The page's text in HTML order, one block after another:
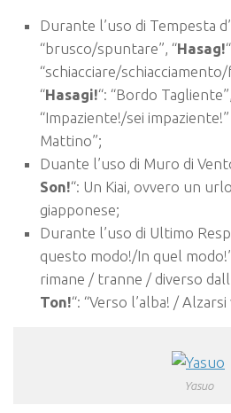
Durante l’uso di Tempesta
“brusco/spuntare”, “Hasag!
“schiacciare/
“Hasagi!“: “Bordo
“Impaziente!/sei
Mattino”;
Duante l’uso di Muro di
Son!“: Un Kiai, ovvero un
giapponese;
Durante l’uso di Ultimo
questo modo!/In quel
rimane / tranne / diverso
Ton!“: “Verso l’alba! /
Yasuo